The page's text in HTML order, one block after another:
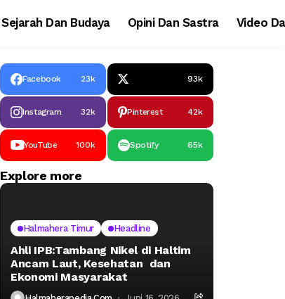
Sejarah Dan Budaya Opini Dan Sastra Video
Facebook 23k 93k
Instagram 32k Pinterest 42k
YouTube 100k Spotify 65k
Explore more
Halmahera Timur Headline
Ahli IPB:Tambang Nikel di Haltim
Ancam Laut, Kesehatan dan
Ekonomi Masyarakat